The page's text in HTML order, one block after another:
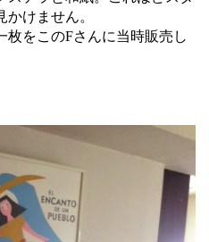
けません。
枚をこのFさんに当時販売し